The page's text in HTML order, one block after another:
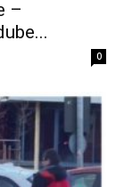
–
0